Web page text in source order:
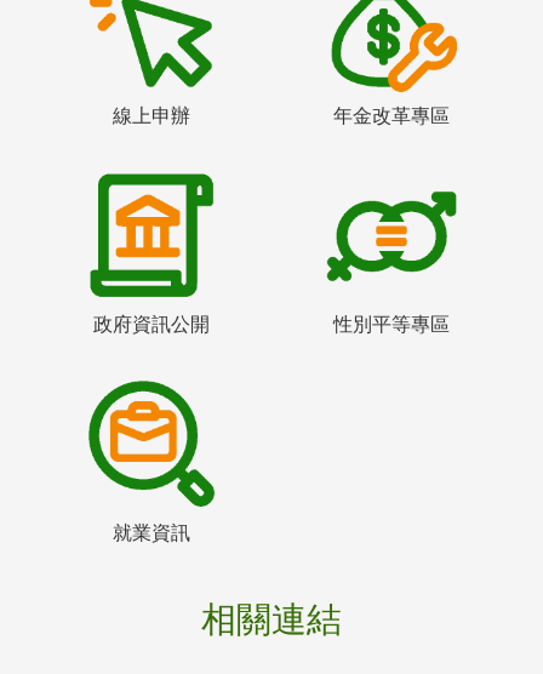
線上申辦 年金改革專區
政府資訊公開 性別平等專區
就業資訊
相關連結